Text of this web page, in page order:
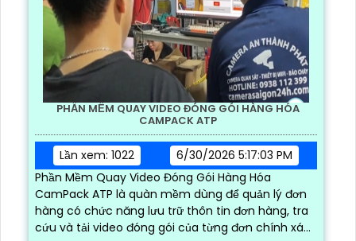
PHẦN MỀM QUAY VIDEO ĐÓNG GÓI HÀNG HÓA
CAMPACK ATP
Lần xem: 1022
6/30/2026 5:17:03 PM
Phần Mềm Quay Video Đóng Gói Hàng Hóa
CamPack ATP là quàn mềm dùng để quản lý đơn
hàng có chức năng lưu trữ thôn tin đơn hàng, tra
cứu và tải video đóng gói của từng đơn chính xác